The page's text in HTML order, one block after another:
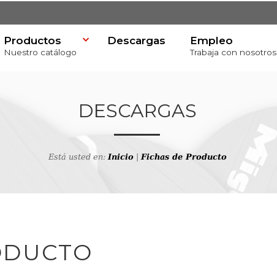
Productos
Nuestro catálogo
Descargas Empleo
Trabaja con nosotros
DESCARGAS
Está usted en:Inicio|Fichas de Producto